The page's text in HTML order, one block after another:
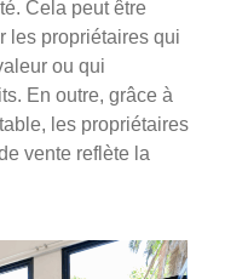
Cela peut être
les propriétaires qui
ou qui
En outre, grâce à
les propriétaires
vente reflète la